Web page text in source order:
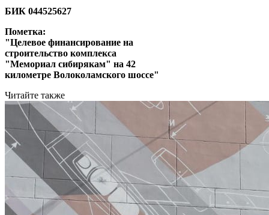
БИК 044525627
Пометка:
"Целевое финансирование на
строительство комплекса
"Мемориал сибирякам" на 42
километре Волоколамского шоссе"
Читайте также